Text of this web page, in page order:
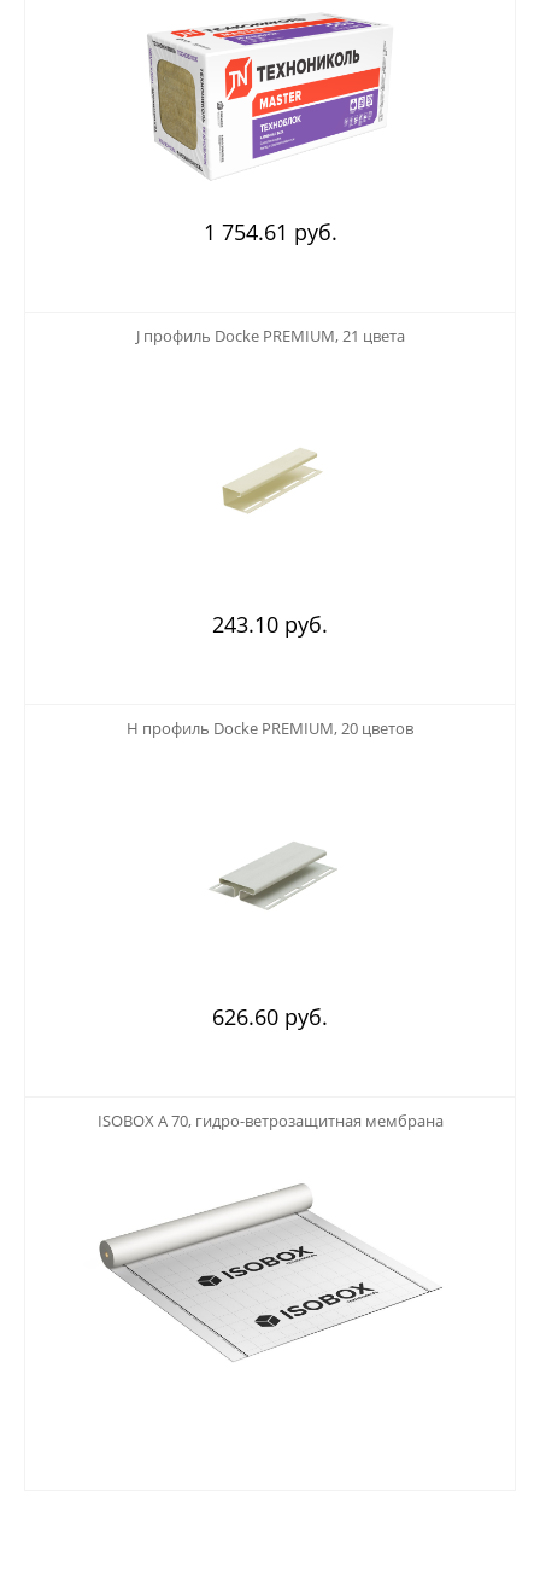
1 754.61 руб.
J профиль Docke PREMIUM, 21 цвета
243.10 руб.
H профиль Docke PREMIUM, 20 цветов
626.60 руб.
ISOBOX А 70, гидро-ветрозащитная мембрана